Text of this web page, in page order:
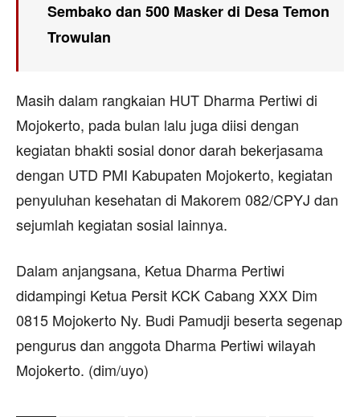
Sembako dan 500 Masker di Desa Temon
Trowulan
Masih dalam rangkaian HUT Dharma Pertiwi di
Mojokerto, pada bulan lalu juga diisi dengan
kegiatan bhakti sosial donor darah bekerjasama
dengan UTD PMI Kabupaten Mojokerto, kegiatan
penyuluhan kesehatan di Makorem 082/CPYJ dan
sejumlah kegiatan sosial lainnya.
Dalam anjangsana, Ketua Dharma Pertiwi
didampingi Ketua Persit KCK Cabang XXX Dim
0815 Mojokerto Ny. Budi Pamudji beserta segenap
pengurus dan anggota Dharma Pertiwi wilayah
Mojokerto. (dim/uyo)